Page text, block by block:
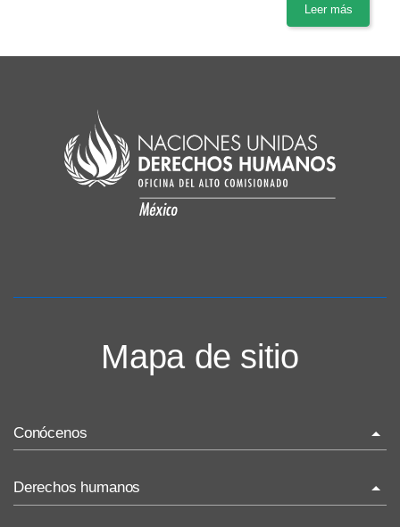
Leer más
Mapa de sitio
Conócenos
La ONU-DH en México
Derechos humanos